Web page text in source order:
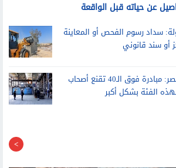
عن حياته قبل الواقعة
سداد رسوم الفحص أو المعاينة
أو سند قانوني
نائب رئيس اتحاد عمال مصر: مبادرة فوق الـ40 تقنع أصحاب
لهذه الفئة بشكل أكبر